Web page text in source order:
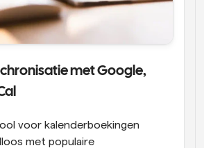
met Google,
voor kalenderboekingen
met populaire